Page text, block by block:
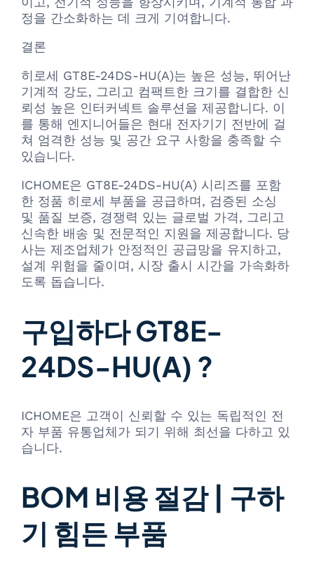
정을 간소화하는 데 크게 기여합니다.
결론
히로세 GT8E-24DS-HU(A)는 높은 성능, 뛰어난
기계적 강도, 그리고 컴팩트한 크기를 결합한 신
뢰성 높은 인터커넥트 솔루션을 제공합니다. 이
를 통해 엔지니어들은 현대 전자기기 전반에 걸
쳐 엄격한 성능 및 공간 요구 사항을 충족할 수
있습니다.
ICHOME은 GT8E-24DS-HU(A) 시리즈를 포함
한 정품 히로세 부품을 공급하며, 검증된 소싱
및 품질 보증, 경쟁력 있는 글로벌 가격, 그리고
신속한 배송 및 전문적인 지원을 제공합니다. 당
사는 제조업체가 안정적인 공급망을 유지하고,
설계 위험을 줄이며, 시장 출시 시간을 가속화하
도록 돕습니다.
구입하다 GT8E-
24DS-HU(A) ?
ICHOME은 고객이 신뢰할 수 있는 독립적인 전
자 부품 유통업체가 되기 위해 최선을 다하고 있
습니다.
BOM 비용 절감 | 구하
기 힘든 부품